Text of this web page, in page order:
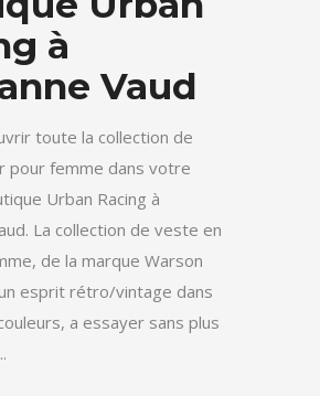
à
Vaud
toute la collection de
pour femme dans votre
Urban Racing à
La collection de veste en
de la marque Warson
esprit rétro/vintage dans
a essayer sans plus